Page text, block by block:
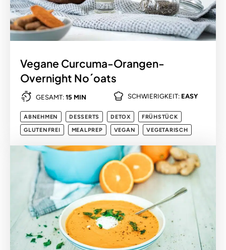
Vegane Curcuma-Orangen-
Overnight No´oats
GESAMT: 15 MIN SCHWIERIGKEIT: EASY
ABNEHMEN DESSERTS DETOX
FRÜHSTÜCK
GLUTENFREI
MEALPREP VEGAN VEGETARISCH